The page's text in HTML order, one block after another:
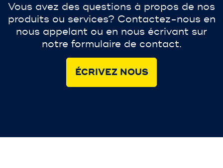
Vous avez des questions à propos de nos
produits ou services? Contactez-nous en
nous appelant ou en nous écrivant sur
notre formulaire de contact.
ÉCRIVEZ NOUS